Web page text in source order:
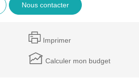
Nous contacter
Imprimer
Calculer mon budget